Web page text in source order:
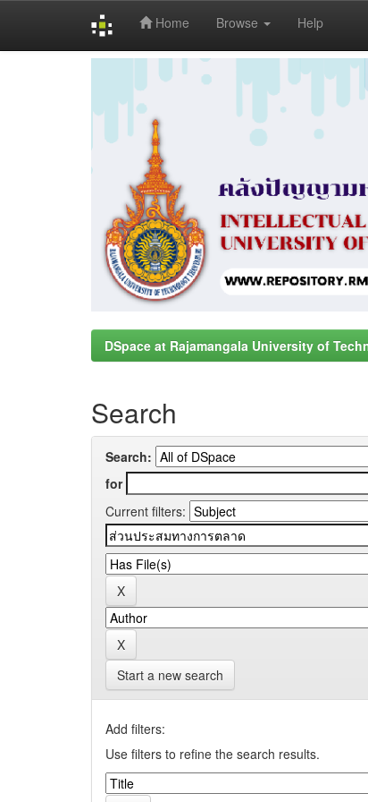
Home Browse Help
DSpace at Rajamangala University of
Search
Search:
for
Current filters:
Start a new search
Add filters:
Use filters to refine the search results.